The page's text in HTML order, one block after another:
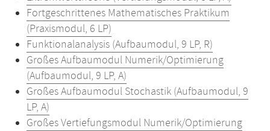
Fortgeschrittenes Mathematisches Praktikum
(Praxismodul, 6 LP)
Funktionalanalysis (Aufbaumodul, 9 LP, R)
Großes Aufbaumodul Numerik/Optimierung
(Aufbaumodul, 9 LP, A)
Großes Aufbaumodul Stochastik (Aufbaumodul, 9
LP, A)
Großes Vertiefungsmodul Numerik/Optimierung